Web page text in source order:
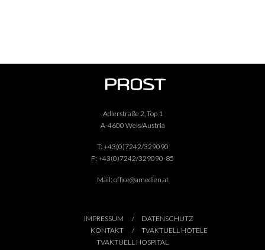
Adlerstraße 2, Top 1
A-4600 Wels/Austria
T: +43(0)7242/329090
F: +43(0)7242/329090-85
Mail: office@amedien.at
IMPRESSUM
DATENSCHUTZ
KONTAKT
TVAKTUELL HOTELE
TVAKTUELL HOSPITAL